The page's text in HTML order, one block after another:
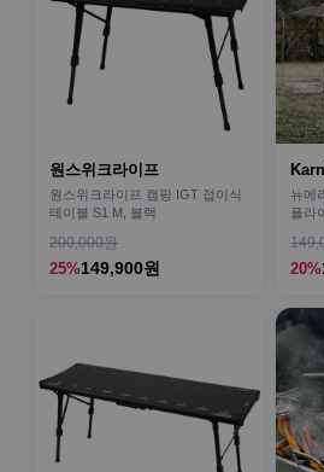
원스위크라이프
원스위크라이프 캠핑 IGT 접이식
테이블 S1 M, 블랙
200,000원
25%149,900원
뉴에
플라
20%